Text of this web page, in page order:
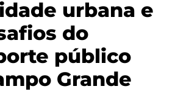
urbana e
do
público
Grande